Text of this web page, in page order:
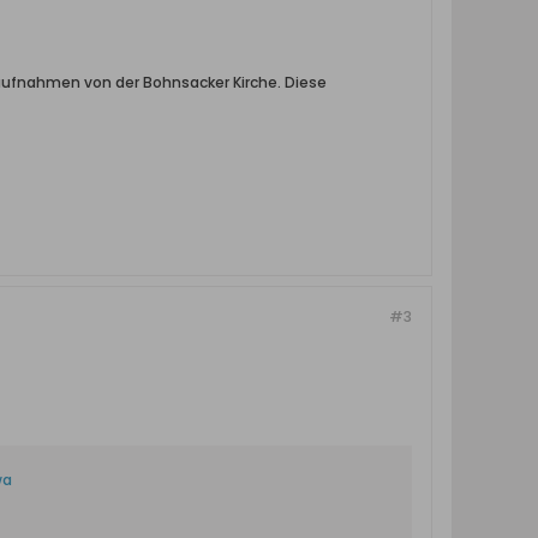
von der Bohnsacker Kirche. Diese
#3